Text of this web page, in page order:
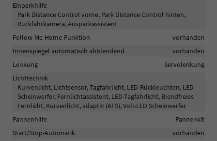
Einparkhilfe
Park Distance Control vorne, Park Distance Control hinten,
Rückfahrkamera, Ausparkassistent
Follow-Me-Home-Funktion
vorhanden
Innenspiegel automatisch abblendend
vorhanden
Lenkung
Servolenkung
Lichttechnik
Kurvenlicht, Lichtsensor, Tagfahrlicht, LED-Rückleuchten, LED-
Scheinwerfer, Fernlichtassistent, LED-Tagfahrlicht, Blendfreies
Fernlicht, Kurvenlicht, adaptiv (AFS), Voll-LED Scheinwerfer
Pannenhilfe
Pannenkit
Start/Stop-Automatik
vorhanden